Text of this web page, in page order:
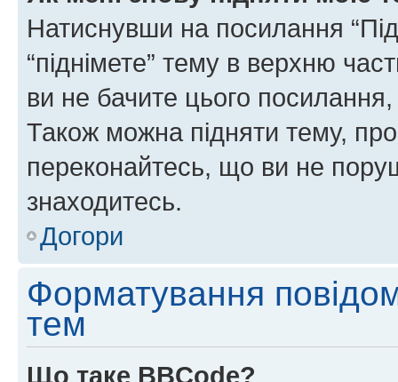
Натиснувши на посилання
“піднімете” тему в верхню
ви не бачите цього
Також можна підняти тему,
переконайтесь, що ви не
знаходитесь.
Догори
Форматування
тем
Що таке BBCode?